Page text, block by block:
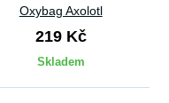
Oxybag Axolotl
219 Kč
Skladem